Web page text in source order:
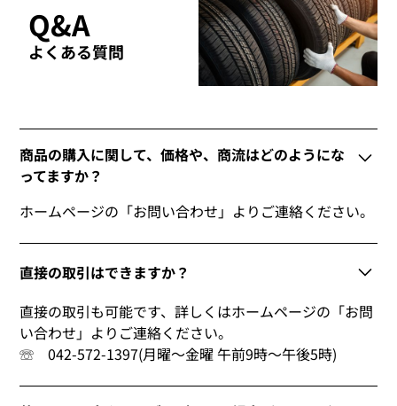
Q&A
よくある質問
商品の購入に関して、価格や、商流はどのようにな
ってますか？
ホームページの「お問い合わせ」よりご連絡ください。
直接の取引はできますか？
直接の取引も可能です、詳しくはホームページの「お問
い合わせ」よりご連絡ください。
☏ 042-572-1397(月曜～金曜 午前9時～午後5時)